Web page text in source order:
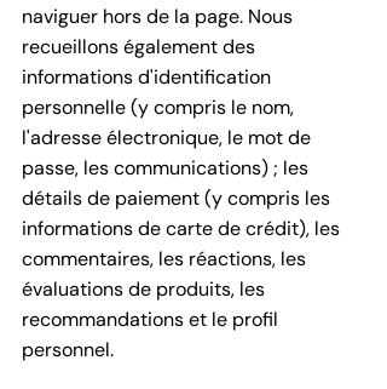
naviguer hors de la page. Nous
recueillons également des
informations d'identification
personnelle (y compris le nom,
l'adresse électronique, le mot de
passe, les communications) ; les
détails de paiement (y compris les
informations de carte de crédit), les
commentaires, les réactions, les
évaluations de produits, les
recommandations et le profil
personnel.